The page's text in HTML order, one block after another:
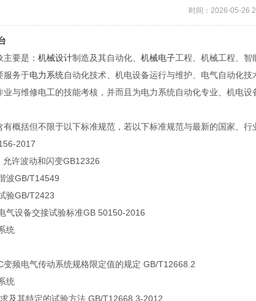
时间：2026-05-26
主要是：机械设计制造及其自动化、机械电子工程、机械工程、智
服务于电力系统自动化技术、机电设备运行与维护、电气自动化
与维修电工的技能考核，并而且为电力系统自动化专业、机电设
概括但不限于以下标准规范，若以下标准规范与最新的国家、
2017
许波动和闪变GB12326
波GB/T14549
验GB/T2423
气设备交接试验标准GB 50150-2016
统
变频电气传动系统规格限定值的规定 GB/T12668.2
统
及其特定的试验方法 GB/T12668.3-2012